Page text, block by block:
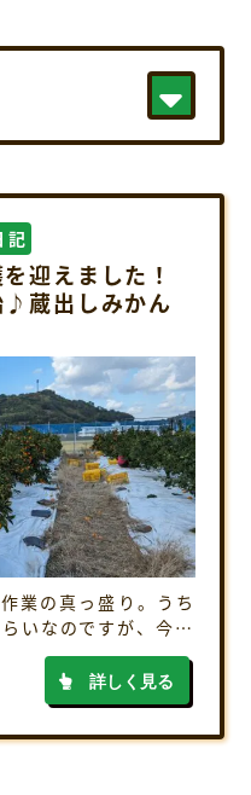
記
迎えました！
♪蔵出しみかん
業の真っ盛り。うち
いなのですが、今そ
終えたところです 蔵
入れ作業も日々進ん
通り、 […]
詳しく見る